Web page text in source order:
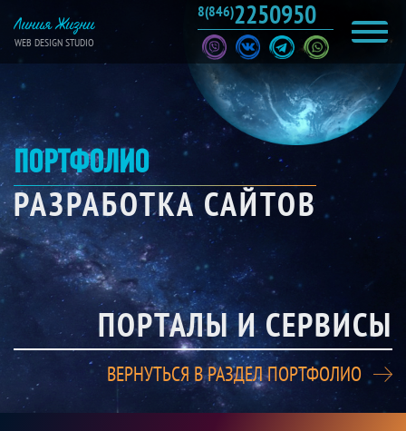
Линия Жизни
WEB DESIGN STUDIO
8(846)2250950
ПОРТФОЛИО
РАЗРАБОТКА САЙТОВ
ПОРТАЛЫ И СЕРВИСЫ
ВЕРНУТЬСЯ В РАЗДЕЛ ПОРТФОЛИО